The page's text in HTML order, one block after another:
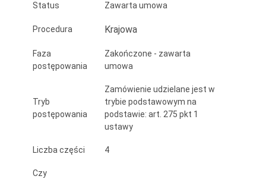
Status Zawarta umowa
Procedura Krajowa
Faza
postępowania
Zakończone - zawarta
umowa
Tryb
postępowania
Zamówienie udzielane jest w
trybie podstawowym na
podstawie: art. 275 pkt 1
ustawy
Liczba części 4
Czy